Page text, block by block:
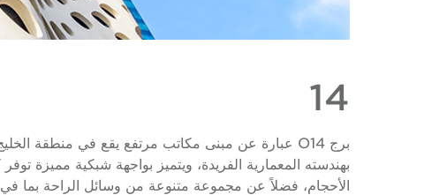
14